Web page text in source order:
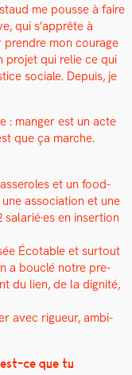
me pousse à faire
qui s’apprête à
pren­dre mon courage
pro­jet qui relie ce qui
sociale. Depuis, je
: manger est un acte
que ça marche.
et un food-
asso­ci­a­tion et une
en inser­tion
Écotable et surtout
a bouclé notre pre­
du lien, de la dig­nité,
avec rigueur, ambi­
ce que tu